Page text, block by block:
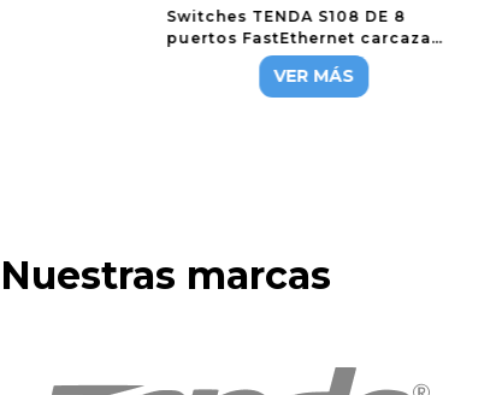
Switches TENDA S108 DE 8
puertos FastEthernet carcaza
VER MÁS
Nuestras marcas